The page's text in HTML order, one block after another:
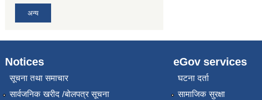
अन्य
Notices
सूचना तथा समाचार
सार्वजनिक खरीद /बोलपत्र सूचना
eGov services
घटना दर्ता
सामाजिक सुरक्षा